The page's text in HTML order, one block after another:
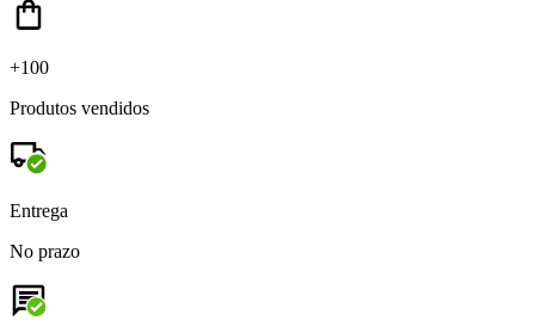
+100
Produtos vendidos
Entrega
No prazo